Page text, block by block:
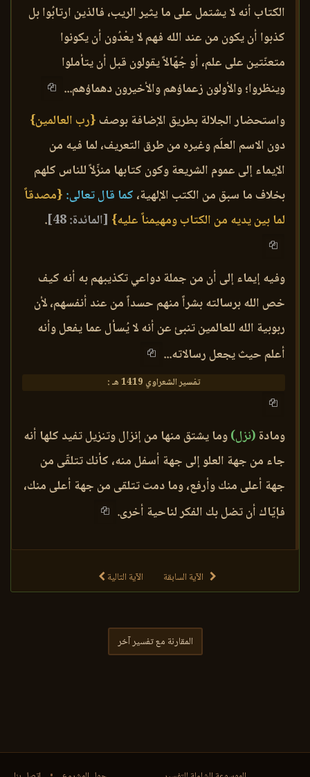
الكتاب أنه لا يشتمل على ما يثير الريب، فالذين ارتابُوا بل
كذبوا أن يكون من عند الله فهم لا يعْدُون أن يكونوا
متعنّتين على علم، أو جُهّالاً يقولون قبل أن يتأملوا
وينظروا؛ والأولون زعماؤهم والأخيرون دهماؤهم...
واستحضار الجلالة بطريق الإضافة بوصف {رب العالمين}
دون الاسم العلَم وغيره من طرق التعريف، لما فيه من
الإيماء إلى عموم الشريعة وكون كتابها منزّلاً للناس كلهم
بخلاف ما سبق من الكتب الإلهية، كما قال تعالى: {مصدقاً
لما بين يديه من الكتاب ومهيمناً عليه} [المائدة: 48] .
وفيه إيماء إلى أن من جملة دواعي تكذيبهم به أنه كيف
خص الله برسالته بشراً منهم حسداً من عند أنفسهم، لأن
ربوبية الله للعالمين تنبئ عن أنه لا يُسأل عما يفعل وأنه
أعلم حيث يجعل رسالاته...
تفسير الشعراوي 1419 هـ :
ومادة (نزل)وما يشتق منها من إنزال وتنزيل تفيد كلها أنه
جاء من جهة العلو إلى جهة أسفل منه، كأنك تتلقّى من
جهة أعلى منك وأرفع، وما دمت تتلقى من جهة أعلى منك،
فإيّاك أن تضل بك الفكر لناحية أخرى.
الآية السابقة الآية التالية
المقارنة مع تفسير آخر